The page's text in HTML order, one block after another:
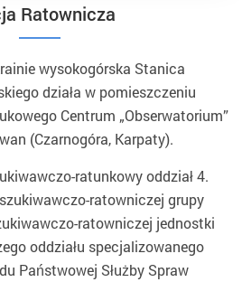
Ratownicza
wysokogórska Stanica
działa w pomieszczeniu
Centrum „Obserwatorium”
(Czarnogóra, Karpaty).
ratunkowy oddział 4.
ratowniczej grupy
ratowniczej jednostki
oddziału specjalizowanego
Państwowej Służby Spraw